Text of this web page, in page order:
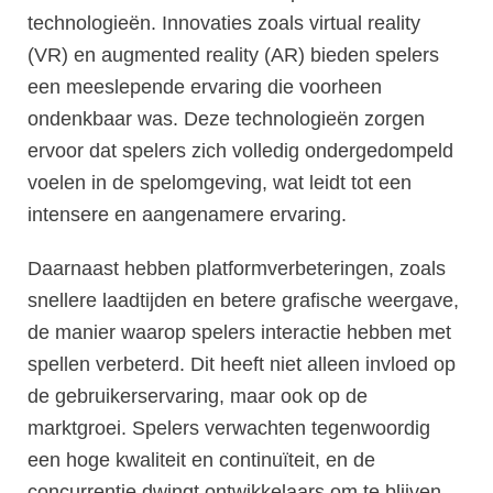
technologieën. Innovaties zoals virtual reality
(VR) en augmented reality (AR) bieden spelers
een meeslepende ervaring die voorheen
ondenkbaar was. Deze technologieën zorgen
ervoor dat spelers zich volledig ondergedompeld
voelen in de spelomgeving, wat leidt tot een
intensere en aangenamere ervaring.
Daarnaast hebben platformverbeteringen, zoals
snellere laadtijden en betere grafische weergave,
de manier waarop spelers interactie hebben met
spellen verbeterd. Dit heeft niet alleen invloed op
de gebruikerservaring, maar ook op de
marktgroei. Spelers verwachten tegenwoordig
een hoge kwaliteit en continuïteit, en de